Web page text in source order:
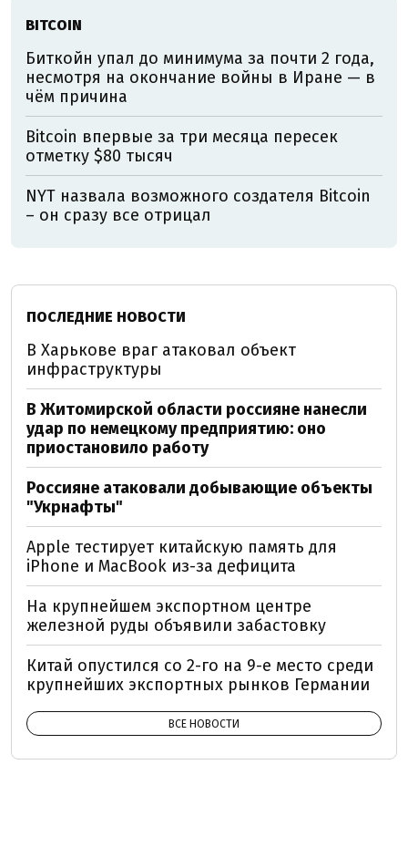
BITCOIN
Биткойн упал до минимума за почти 2 года,
несмотря на окончание войны в Иране — в
чём причина
Bitcoin впервые за три месяца пересек
отметку $80 тысяч
NYT назвала возможного создателя Bitcoin
– он сразу все отрицал
ПОСЛЕДНИЕ НОВОСТИ
В Харькове враг атаковал объект
инфраструктуры
В Житомирской области россияне нанесли
удар по немецкому предприятию: оно
приостановило работу
Россияне атаковали добывающие объекты
"Укрнафты"
Apple тестирует китайскую память для
iPhone и MacBook из-за дефицита
На крупнейшем экспортном центре
железной руды объявили забастовку
Китай опустился со 2-го на 9-е место среди
крупнейших экспортных рынков Германии
ВСЕ НОВОСТИ